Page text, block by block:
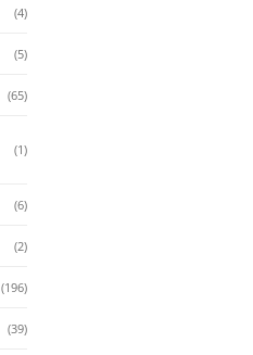
(4)
(5)
(65)
(1)
(6)
(2)
(196)
(39)